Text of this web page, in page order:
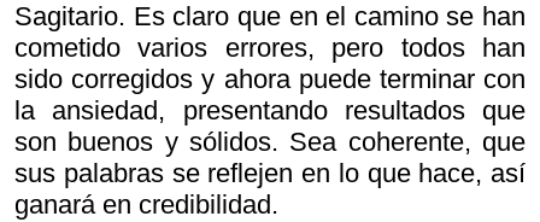
Sagitario. Es claro que en el camino se han
cometido varios errores, pero todos han
sido corregidos y ahora puede terminar con
la ansiedad, presentando resultados que
son buenos y sólidos. Sea coherente, que
sus palabras se reflejen en lo que hace, así
ganará en credibilidad.